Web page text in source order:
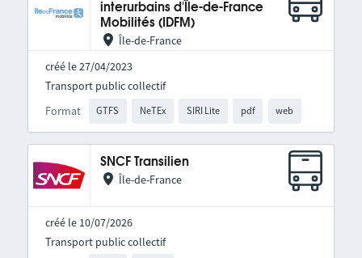
interurbains d'Île-de-France
Mobilités (IDFM)
Île-de-France
créé le 27/04/2023
Format GTFS NeTEx SIRI Lite pdf web
Transport public collectif
SNCF Transilien
Île-de-France
créé le 10/07/2026
Transport public collectif